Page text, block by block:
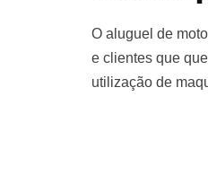
O aluguel de
e clientes que
utilização de